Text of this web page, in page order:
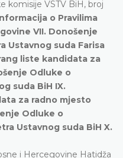
komisije VSTV BiH, broj
o Pravilima
VII. Donošenje
Ustavnog suda Farisa
liste kandidata za
Odluke o
suda BiH IX.
za radno mjesto
Odluke o
Ustavnog suda BiH X.
i Hercegovine Hatidža